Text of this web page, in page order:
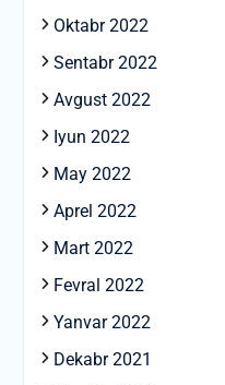
Oktabr 2022
Sentabr 2022
Avgust 2022
Iyun 2022
May 2022
Aprel 2022
Mart 2022
Fevral 2022
Yanvar 2022
Dekabr 2021